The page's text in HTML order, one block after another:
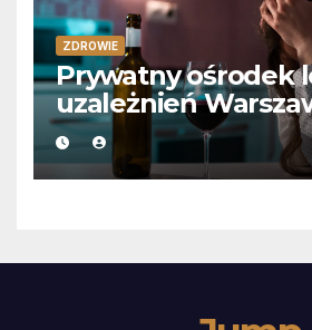
ZDROWIE
Prywatny ośrodek
uzależnień